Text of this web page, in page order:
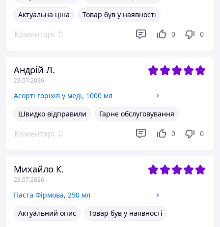
Актуальна ціна
Товар був у наявності
Коментарі 0 0 0
Андрій Л.
23.07.2026
Асорті горіхів у меді, 1000 мл
Швидко відправили
Гарне обслуговування
Коментарі 0 0 0
Михайло К.
23.07.2026
Паста Фірмова, 250 мл
Актуальний опис
Товар був у наявності